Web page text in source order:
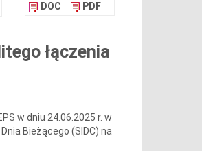
DOC PDF
łączenia
w dniu 24.06.2025 r. w
Bieżącego (SIDC) na